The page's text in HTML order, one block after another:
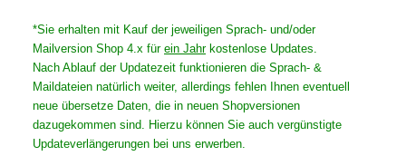
*Sie erhalten mit Kauf der jeweiligen Sprach- und/oder
Mailversion Shop 4.x für ein Jahrkostenlose Updates.
Nach Ablauf der Updatezeit funktionieren die Sprach- &
Maildateien natürlich weiter, allerdings fehlen Ihnen eventuell
neue übersetze Daten, die in neuen Shopversionen
dazugekommen sind. Hierzu können Sie auch vergünstigte
Updateverlängerungen bei uns erwerben.